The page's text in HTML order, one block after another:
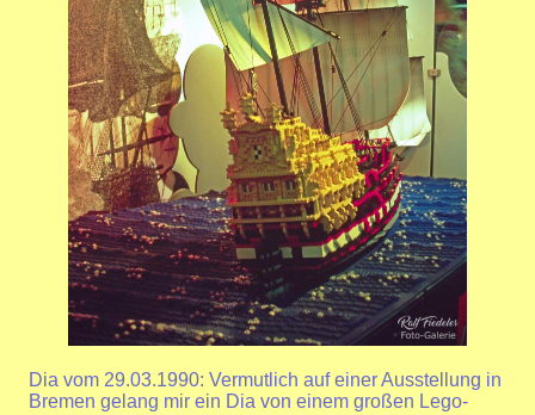
Dia vom 29.03.1990: Vermutlich auf einer Ausstellung in
Bremen gelang mir ein Dia von einem großen Lego-